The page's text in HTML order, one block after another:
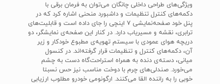
ویژگی‌های طراحی داخلی چانگان می‌توان به فرمان برقی با
دکمه‌های کنترل تنظیمات و داشبورد منحنی اشاره کرد که در
پنل خود صفحه‌نمایشی 7 اینچی را جای داده است و قابلیت‌های
ترابری، نقشه و مسیریاب دارد. در کنار این صفحه‌ی نمایشگر، دو
دریچه‌‌ هوای عمودی با سیستم تهویه‌ی مطبوع خودکار و زیر
آن، دکمه‌های کنترل و تنظیمات قرار گرفته‌اند. در کنسول
میانی، دسته‌ی دنده به همراه استراحت‌گاه دست به چشم
می‌خورد. صندلی‌های چرم با دوخت مناسب نیز حس نسبتا
خوبی را به راننده القا می‌کنند. ارگونومی خودرو مطلوب ارزیابی